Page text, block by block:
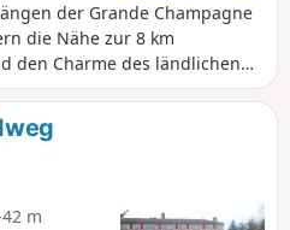
der Grande Champagne
die Nähe zur 8 km
den Charme des ländlichen
symbolträchtiger Ort der
die Orientierungstafel
früher eine Mühle, von der
rund um den Standort
der Punkt 101 der
dem Meeresspiegel.
m